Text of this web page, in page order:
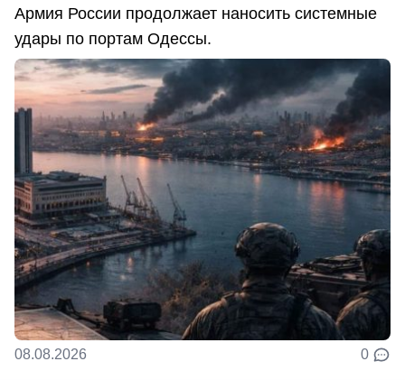
Армия России продолжает наносить системные
удары по портам Одессы.
08.08.2026 0